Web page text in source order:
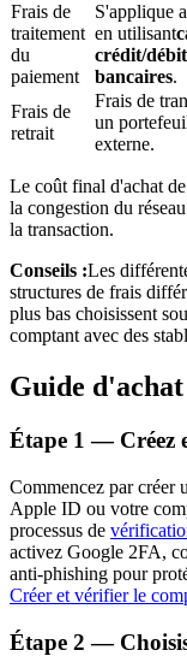
Prêts
Obtenez des
Frais de
traitement
du
paiement
S'applique
en utilisant
crédit/
bancaires.
Frais de
retrait
Frais de
un
externe.
Le coût final d'achat
la congestion du
la transaction.
Conseils :Les
structures de frais
plus bas choisissent
comptant avec des
Guide
Étape 1 — Créez
Commencez par créer
Apple ID ou votre
processus de
activez Google 2FA,
anti-phishing pour
Créer et vérifier le
Étape 2 —